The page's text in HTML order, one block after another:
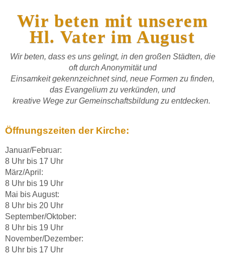
Wir beten mit unserem
Hl. Vater im August
Wir beten, dass es uns gelingt, in den großen Städten, die
oft durch Anonymität und
Einsamkeit gekennzeichnet sind, neue Formen zu finden,
das Evangelium zu verkünden, und
kreative Wege zur Gemeinschaftsbildung zu entdecken.
Öffnungszeiten der Kirche:
Januar/Februar:
8 Uhr bis 17 Uhr
März/April:
8 Uhr bis 19 Uhr
Mai bis August:
8 Uhr bis 20 Uhr
September/Oktober:
8 Uhr bis 19 Uhr
November/Dezember:
8 Uhr bis 17 Uhr